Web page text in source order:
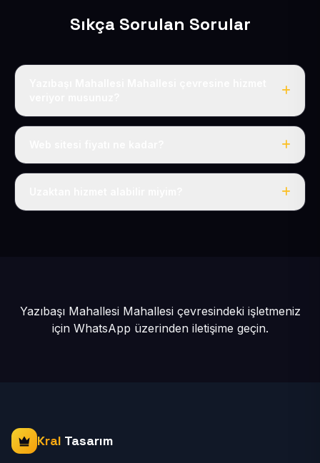
Sıkça Sorulan Sorular
Evet, Yazıbaşı Mahallesi dahil tüm Develi ve Develi
Tek fiyat: yılda 50 USD + KDV, her şey dahil.
Yazıbaşı Mahallesi Mahallesi çevresindeki işletmeniz
için WhatsApp üzerinden iletişime geçin.
Kral Tasarım